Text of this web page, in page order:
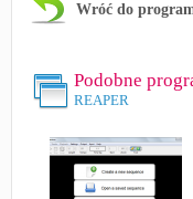
Wróć do
Podobne
REAPER